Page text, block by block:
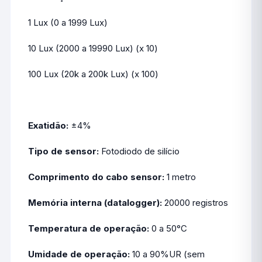
1 Lux (0 a 1999 Lux)
10 Lux (2000 a 19990 Lux) (x 10)
100 Lux (20k a 200k Lux) (x 100)
Exatidão: ±4%
Tipo de sensor: Fotodiodo de silício
Comprimento do cabo sensor:1 metro
Memória interna (datalogger): 20000 registros
Temperatura de operação: 0 a 50°C
Umidade de operação: 10 a 90%UR (sem